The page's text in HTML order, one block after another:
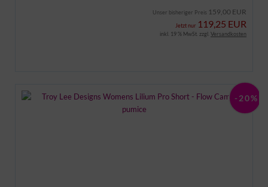
Unser bisheriger Preis 159,00 EUR
Jetzt nur 119,25 EUR
inkl. 19 % MwSt. zzgl. Versandkosten
-20%